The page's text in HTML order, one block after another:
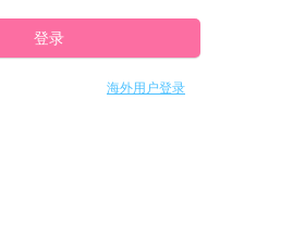
登录
海外用户登录